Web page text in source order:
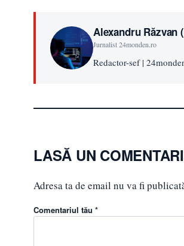
Alexandru Răzvan
Jurnalist 24monden.ro
Redactor-sef |
LASĂ UN
Adresa ta de email nu va fi
Comentariul tău *